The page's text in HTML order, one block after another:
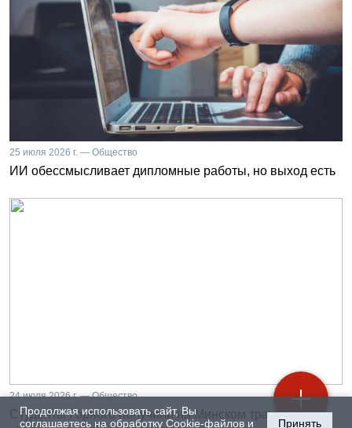
Продолжая использовать сайт, Вы
соглашаетесь на обработку Cookie-файлов и
Принять
25 июля 2026 г. — Общество
ИИ обессмысливает дипломные работы, но выход есть
24 июля 2026 г. — Общество
Студенты Горного получили на Минском тракторном